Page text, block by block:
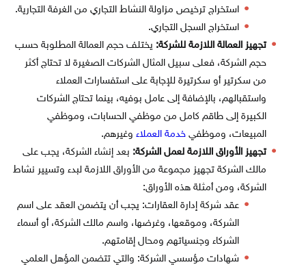
استخراج ترخيص مزاولة النشاط التجاري من الغرفة التجارية.
استخراج السجل التجاري.
تجهيز العمالة اللازمة للشركة: يختلف حجم العمالة المطلوبة حسب
حجم الشركة، فعلى سبيل المثال الشركات الصغيرة لا تحتاج أكثر
من سكرتير أو سكرتيرة للإجابة على استفسارات العملاء
واستقبالهم، بالإضافة إلى عامل بوفيه، بينما تحتاج الشركات
الكبيرة إلى طاقم كامل من موظفي الحسابات، وموظفي
المبيعات، وموظفي خدمة العملاءوغيرهم.
تجهيز الأوراق اللازمة لعمل الشركة: بعد إنشاء الشركة، يجب على
مالك الشركة تجهيز مجموعة من الأوراق اللازمة لبدء وتسيير نشاط
الشركة، ومن أمثلة هذه الأوراق:
عقد شركة إدارة العقارات: يجب أن يتضمن العقد على اسم
الشركة، وموقعها، وغرضها، واسم مالك الشركة، أو أسماء
الشركاء وجنسياتهم ومحال إقامتهم.
شهادات مؤسسي الشركة: والتي تتضمن المؤهل العلمي